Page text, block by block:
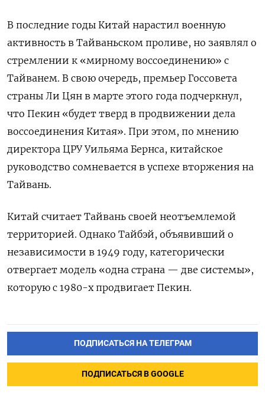
В последние годы Китай нарастил военную
активность в Тайваньском проливе, но заявлял о
стремлении к «мирному воссоединению» с
Тайванем. В свою очередь, премьер Госсовета
страны Ли Цян в марте этого года подчеркнул,
что Пекин «будет тверд в продвижении дела
воссоединения Китая». При этом, по мнению
директора ЦРУ Уильяма Бернса, китайское
руководство сомневается в успехе вторжения на
Тайвань.
Китай считает Тайвань своей неотъемлемой
территорией. Однако Тайбэй, объявивший о
независимости в 1949 году, категорически
отвергает модель «одна страна — две системы»,
которую с 1980-х продвигает Пекин.
ПОДПИСАТЬСЯ НА ТЕЛЕГРАМ
ПОДПИСАТЬСЯ В GOOGLE